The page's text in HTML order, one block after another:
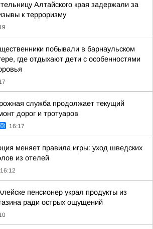
Алтайского края задержали за
к терроризму
побывали в барнаульском
где отдыхают дети с особенностями
служба продолжает текущий
дорог и тротуаров
16:17
меняет правила игры: уход шведских
из отелей
16:12
пенсионер украл продукты из
ради острых ощущений